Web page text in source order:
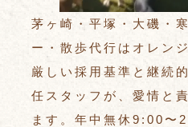
茅ヶ崎・平塚・大磯・
ー・散歩代行はオレン
厳しい採用基準と継続
任スタッフが、愛情と
ます。年中無休9:00〜